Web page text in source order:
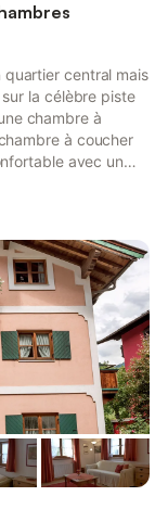
central mais
la célèbre piste
chambre à
à coucher
avec un
et une salle de
de promenade, 5
aux...